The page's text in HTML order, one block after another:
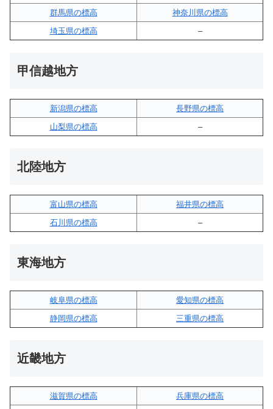
群馬県の標高
神奈川県の標高
埼玉県の標高
–
甲信越地方
新潟県の標高
長野県の標高
山梨県の標高
–
北陸地方
富山県の標高
福井県の標高
石川県の標高
–
東海地方
岐阜県の標高
愛知県の標高
静岡県の標高
三重県の標高
近畿地方
滋賀県の標高
兵庫県の標高